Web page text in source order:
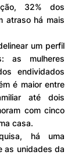
32% dos
atraso há mais
um perfil
as mulheres
endividados
é maior entre
até dois
com cinco
casa.
as unidades da